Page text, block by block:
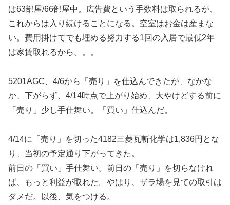
は63部屋/66部屋中。広告費という手数料は取られるが、
これからは入り続けることになる。空室はお金は産まな
い。費用掛けてでも埋める努力する1回の入居で最低2年
は家賃取れるから。。。
5201AGC、4/6から「売り」を仕込んできたが、なかな
か、下がらず、4/14時点で上がり始め、大やけどする前に
「売り」少し手仕舞い。「買い」仕込んだ。
4/14に「売り」を切った4182三菱瓦斬化学は1,836円とな
り、当初の予定通り下がってきた。
前日の「買い」手仕舞い。前日の「売り」を切らなけれ
ば、もっと利益が取れた。やはり、ザラ場を見ての取引は
ダメだ。以後、気をつける。